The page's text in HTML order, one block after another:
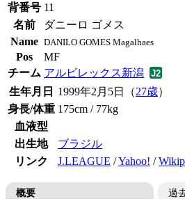
背番号 11
名前
ダニーロ ゴメス
Name DANILO GOMES Magalhaes
Pos
MF
チーム アルビレックス新潟
生年月日
1999年2月5日（27歳）
身長/体重 175cm / 77kg
血液型
出生地
ブラジル
リンク
J.LEAGUE /Yahoo! /
概要 過